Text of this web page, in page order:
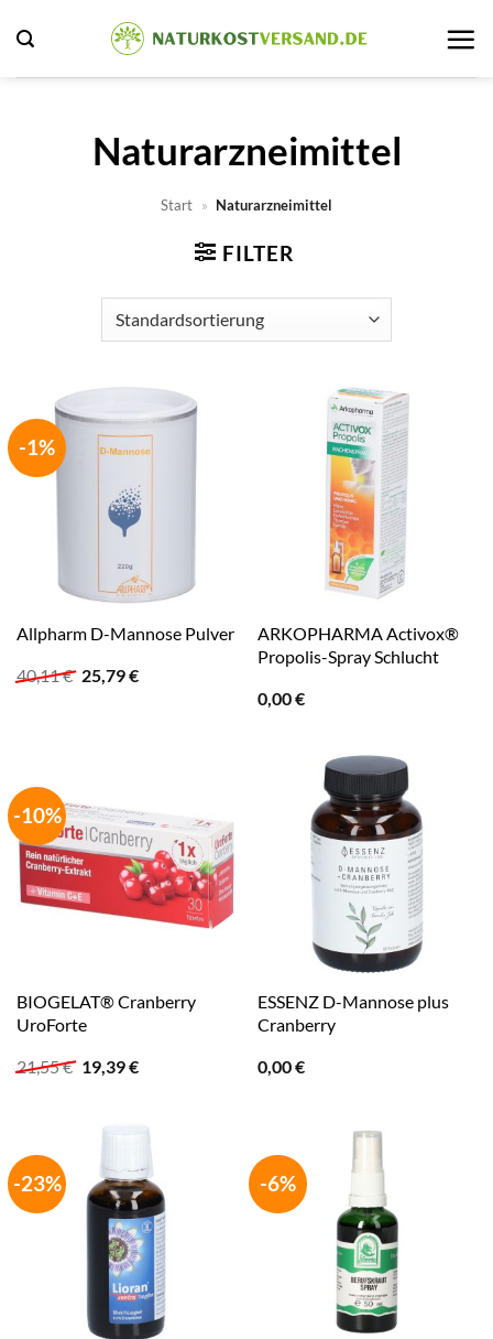
Inhalt
springen
Naturarzneimittel
Start » Naturarzneimittel
FILTER
-1%
Allpharm D-Mannose Pulver
40,11€ Ursprünglicher
Preis
25,79€Aktueller
ARKOPHARMA Activox®
Propolis-Spray Schlucht
0,00€
-10%
BIOGELAT® Cranberry
UroForte
21,55€ Ursprünglicher
Preis
19,39€Aktueller
ESSENZ D-Mannose plus
Cranberry
0,00€
-23% -6%